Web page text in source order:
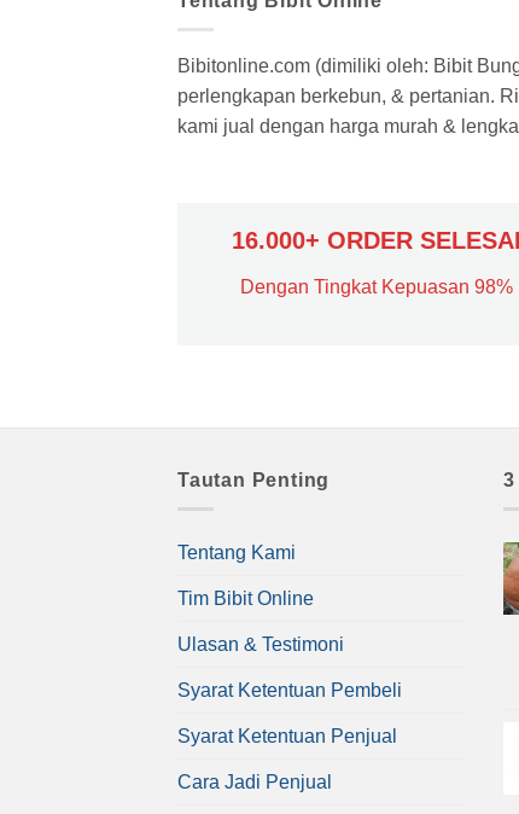
Bibitonline.com (dimiliki oleh: Bibit
perlengkapan berkebun, & pertanian.
kami jual dengan harga murah &
16.000+ ORDER SELESAI
Dengan Tingkat Kepuasan 98%
Tautan Penting
Tentang Kami
Tim Bibit Online
Ulasan & Testimoni
Syarat Ketentuan Pembeli
Syarat Ketentuan Penjual
Cara Jadi Penjual
3